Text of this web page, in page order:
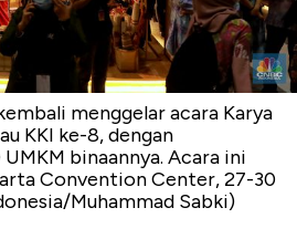
menggelar acara Karya
KKI ke-8, dengan
binaannya. Acara ini
Convention Center, 27-30
Muhammad Sabki)